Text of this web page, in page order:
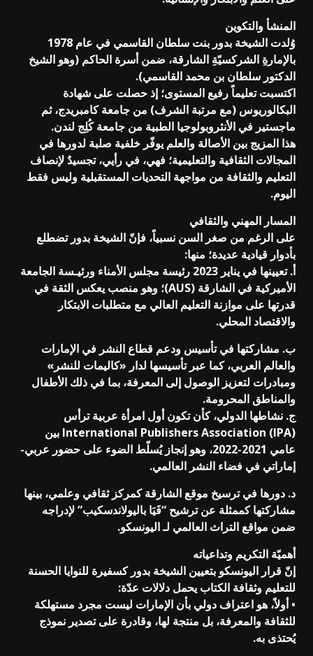
المنشأ والتكوين
وُلدت الشيخة بدور بنت سلطان القاسمي في عام 1978
بالإمارةِ الشركسيّةِ الشارقة، ضمن أسرة الحاكم (وهو الشيخ
الدكتور سلطان بن محمد القاسمي).
اكتسبت تعليماً رفيع المستوى؛ إذ حصلت على شهادة
البكالوريوس (مع مرتبة الشرف) من جامعة كامبريدج، ثم
ماجستير في الأنثروبولوجيا الطبية من جامعة كُلِج لندن.
هذا المزيج بين الأصالة والعلم يوفّر خلفية صلبة لدورها في
المجالات الثقافية والتعليمية؛ فهي، في رأيي، تجسيدٌ لإنصاف
التعليم والثقافة من مواجهة التحديات المستقبلية وليس فقط
اليوم.
المسار المهني والثقافي
على الرغم من صغر السن نسبياً، فإنّ الشيخة بدور تضطلع
بأدوار قيادية عديدة؛ منها:
أ. تعيينها في يناير 2023 رئيسة مجلس الأمناء ورئيـسة الجامعة
الأميركية في الشارقة (AUS)؛ وهو منصب يعكس الثقة في
قدرتها على موازنة التعليم العالي مع متطلبات الابتكار
والاقتصاد المحلي.
ب. مشاركتها في تأسيس ودعم قطاع النشر في الإمارات
والعالم العربي، كما عبر تأسيسها لدار «كاليمات للنشر»
ومبادرات لتعزيز الوصول إلى المعرفة، بما في ذلك الأطفال
والمناطق المحرومة.
ج. نشاطها الدولي، كأن تكون أول امرأة عربية ترأس
International Publishers Association (IPA) بين
عامي 2021-2022، وهو إنجاز يُسلّط الضوء على حضور عربي-
إماراتي في فضاء النشر العالمي.
د. دورها في ترسيخ موقع الشارقة كمركز ثقافي وعلمي، بينها
مشاركتها كممثلة عن ترشيح “فَيَا باليولاندسكيب” لإدراجه
ضمن مواقع التراث العالمي لـ اليونسكو.
أهميّة التكريم وتداعياته
إنّ قرار اليونسكو بتعيين الشيخة بدور كسفيرة للنوايا الحسنة
للتعليم وثقافة الكتاب يحمل دلالات عدّة:
• أولاً، هو اعتراف دولي بأن الإمارات ليست مجرد مستهلكة
للثقافة والمعرفة، بل منتجة لها، وقادرة على تصدير نموذج
يُحتذى به.